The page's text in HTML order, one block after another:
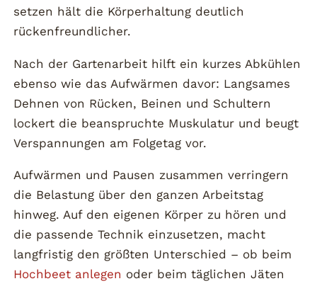
setzen hält die Körperhaltung deutlich
rückenfreundlicher.
Nach der Gartenarbeit hilft ein kurzes Abkühlen
ebenso wie das Aufwärmen davor: Langsames
Dehnen von Rücken, Beinen und Schultern
lockert die beanspruchte Muskulatur und beugt
Verspannungen am Folgetag vor.
Aufwärmen und Pausen zusammen verringern
die Belastung über den ganzen Arbeitstag
hinweg. Auf den eigenen Körper zu hören und
die passende Technik einzusetzen, macht
langfristig den größten Unterschied – ob beim
Hochbeet anlegen oder beim täglichen Jäten